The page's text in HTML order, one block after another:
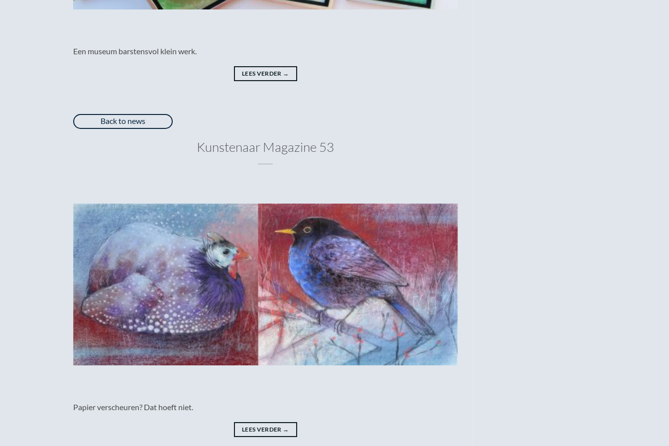
Een museum barstensvol klein werk.
LEES VERDER →
Back to news
Kunstenaar Magazine 53
Papier verscheuren? Dat hoeft niet.
LEES VERDER →